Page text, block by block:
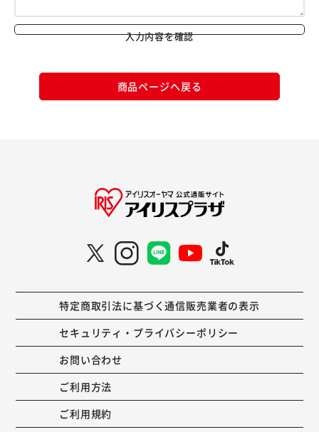
入力内容を確認
商品ページへ戻る
特定商取引法に基づく通信販売業者の表示
セキュリティ・プライバシーポリシー
お問い合わせ
ご利用方法
ご利用規約